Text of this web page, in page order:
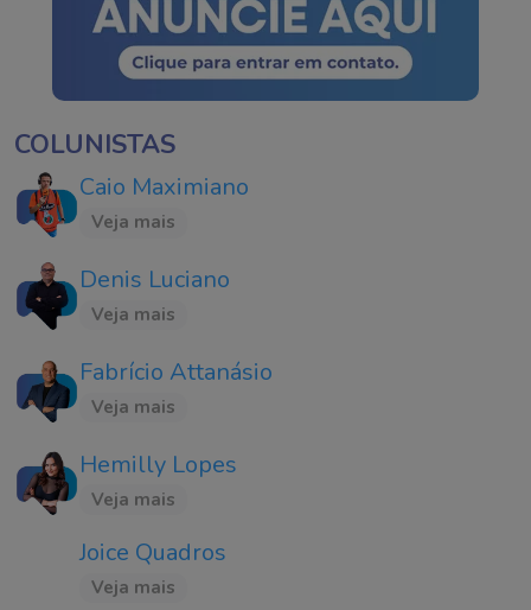
COLUNISTAS
Caio Maximiano
Veja mais
Denis Luciano
Veja mais
Fabrício Attanásio
Veja mais
Hemilly Lopes
Veja mais
Joice Quadros
Veja mais